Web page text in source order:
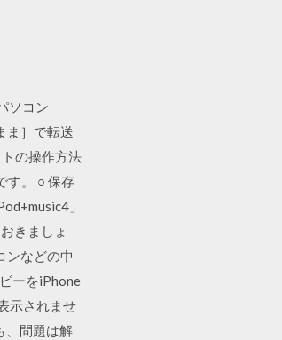
ソコン
ま］で転送
の操作方法
す。 ○ 保存
」
きましょ
ンなどの中
ーをiPhone
示されませ
、問題は解